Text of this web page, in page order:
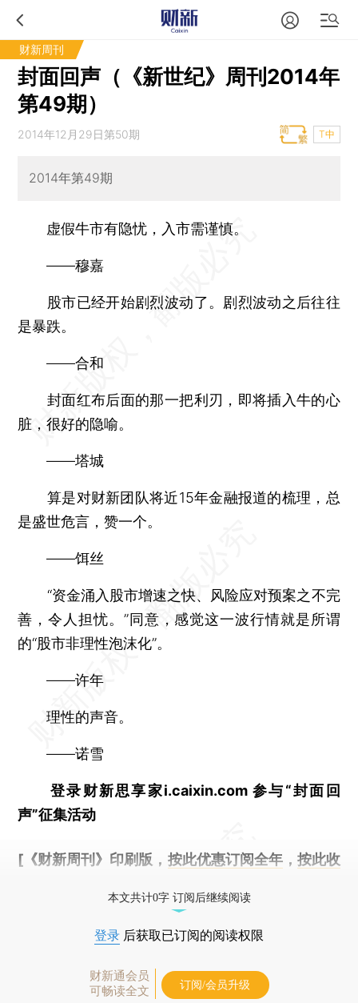
财新周刊
封面回声（《新世纪》周刊2014年
第49期）
2014年12月29日第50期 T中
2014年第49期
虚假牛市有隐忧，入市需谨慎。
——穆嘉
股市已经开始剧烈波动了。剧烈波动之后往往
是暴跌。
——合和
封面红布后面的那一把利刃，即将插入牛的心
脏，很好的隐喻。
——塔城
算是对财新团队将近15年金融报道的梳理，总
是盛世危言，赞一个。
——饵丝
“资金涌入股市增速之快、风险应对预案之不完
善，令人担忧。”同意，感觉这一波行情就是所谓
的“股市非理性泡沫化”。
——许年
理性的声音。
——诺雪
登录财新思享家i.caixin.com 参与“封面回
声”征集活动
[《财新周刊》印刷版， 按此优惠订阅全年， 按此收
本文共计0字 订阅后继续阅读
登录 后获取已订阅的阅读权限
财新通会员
可畅读全文
订阅/会员升级